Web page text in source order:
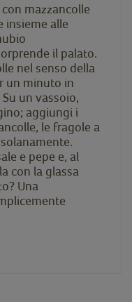
mazzancolle
insieme alle
il palato.
nel senso della
un minuto in
un vassoio,
aggiungi i
le fragole a
e pepe e, al
con la glassa
Una